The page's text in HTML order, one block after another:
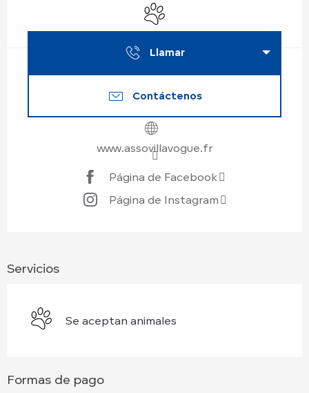
Se aceptan animales
Llamar
Contáctenos
www.assovillavogue.fr
Página de Facebook
Página de Instagram
Servicios
Se aceptan animales
Formas de pago